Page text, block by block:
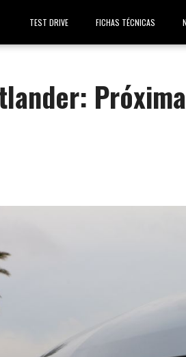
TEST DRIVE FICHAS TÉCNICAS